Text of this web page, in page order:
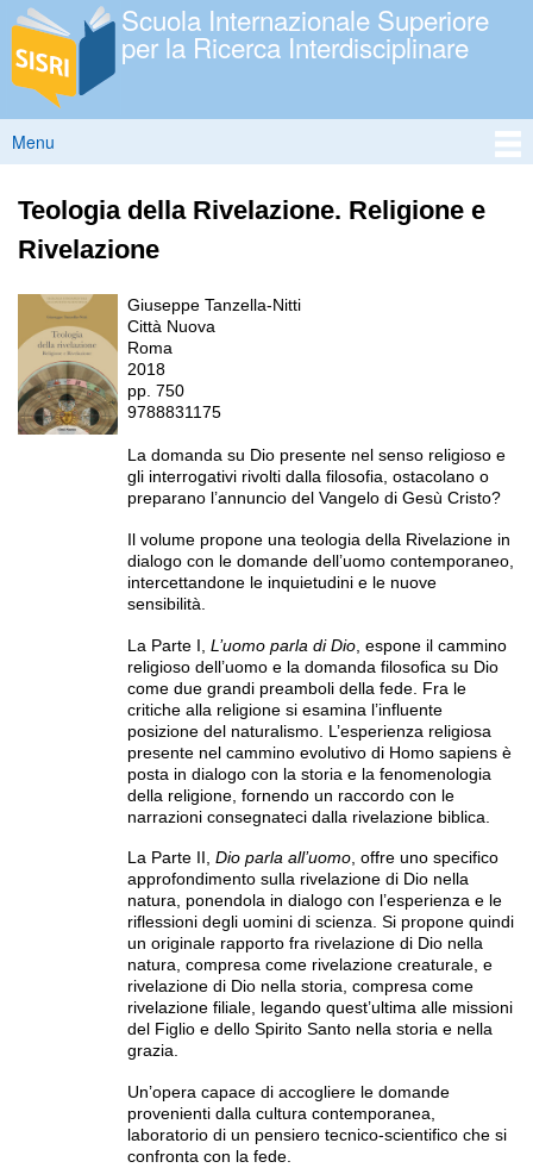
Salta al
contenuto
principale
Scuola Internazionale Superiore
per la Ricerca Interdisciplinare
Menu principale
Menu
Teologia della Rivelazione. Religione e
Rivelazione
Giuseppe Tanzella-Nitti
Città Nuova
Roma
2018
pp. 750
9788831175
La domanda su Dio presente nel senso religioso e
gli interrogativi rivolti dalla filosofia, ostacolano o
preparano l’annuncio del Vangelo di Gesù Cristo?
Il volume propone una teologia della Rivelazione in
dialogo con le domande dell’uomo contemporaneo,
intercettandone le inquietudini e le nuove
sensibilità.
La Parte I, L’uomo parla di Dio, espone il cammino
religioso dell’uomo e la domanda filosofica su Dio
come due grandi preamboli della fede. Fra le
critiche alla religione si esamina l’influente
posizione del naturalismo. L’esperienza religiosa
presente nel cammino evolutivo di Homo sapiens è
posta in dialogo con la storia e la fenomenologia
della religione, fornendo un raccordo con le
narrazioni consegnateci dalla rivelazione biblica.
La Parte II, Dio parla all’uomo, offre uno specifico
approfondimento sulla rivelazione di Dio nella
natura, ponendola in dialogo con l’esperienza e le
riflessioni degli uomini di scienza. Si propone quindi
un originale rapporto fra rivelazione di Dio nella
natura, compresa come rivelazione creaturale, e
rivelazione di Dio nella storia, compresa come
rivelazione filiale, legando quest’ultima alle missioni
del Figlio e dello Spirito Santo nella storia e nella
grazia.
Un’opera capace di accogliere le domande
provenienti dalla cultura contemporanea,
laboratorio di un pensiero tecnico-scientifico che si
confronta con la fede.